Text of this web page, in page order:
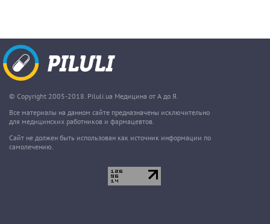
© Copyright 2005-2018. Piluli.ua Медицина от А до Я.
Все материалы на данном сайте предназначены исключительно
для медицинских работников и фармацевтов.
Сайт не должен быть использован как источник информации по
самолечению.